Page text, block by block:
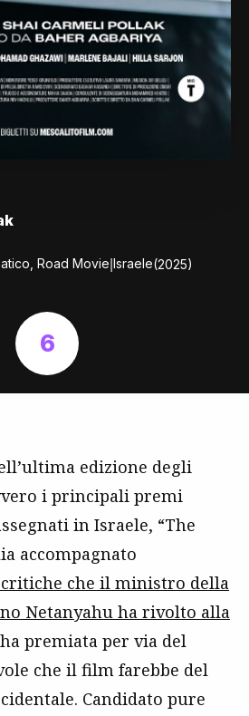
Road Movie|Israele(2025)
6
edizione degli
i principali premi
in Israele, “The
accompagnato
che il ministro della
Netanyahu ha rivolto alla
premiata per via del
che il film farebbe del
Candidato pure